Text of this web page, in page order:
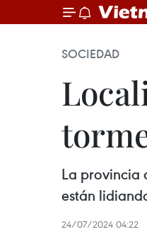
SOCIEDAD
La provincia
están
24/07/2024 04:22